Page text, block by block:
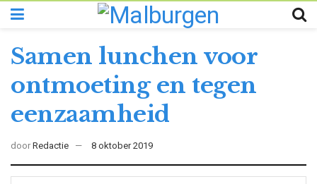
Samen lunchen voor
ontmoeting en tegen
eenzaamheid
door Redactie 8 oktober 2019